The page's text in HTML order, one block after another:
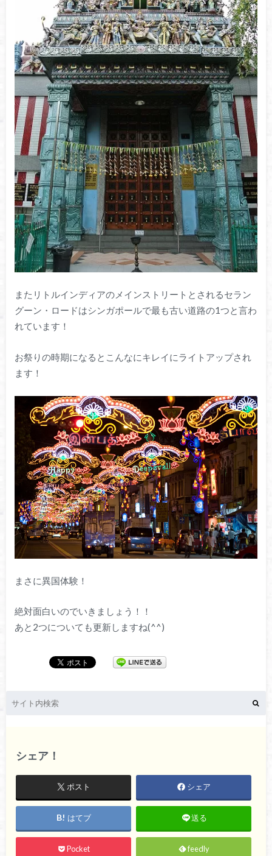
またリトルインディアのメインストリートとされるセラン
グーン・ロードはシンガポールで最も古い道路の1つと言わ
れています！
お祭りの時期になるとこんなにキレイにライトアップされ
ます！
まさに異国体験！
絶対面白いのでいきましょう！！
あと2つについても更新しますね(^^)
シェア！
ポスト シェア
はてブ 送る
Pocket feedly